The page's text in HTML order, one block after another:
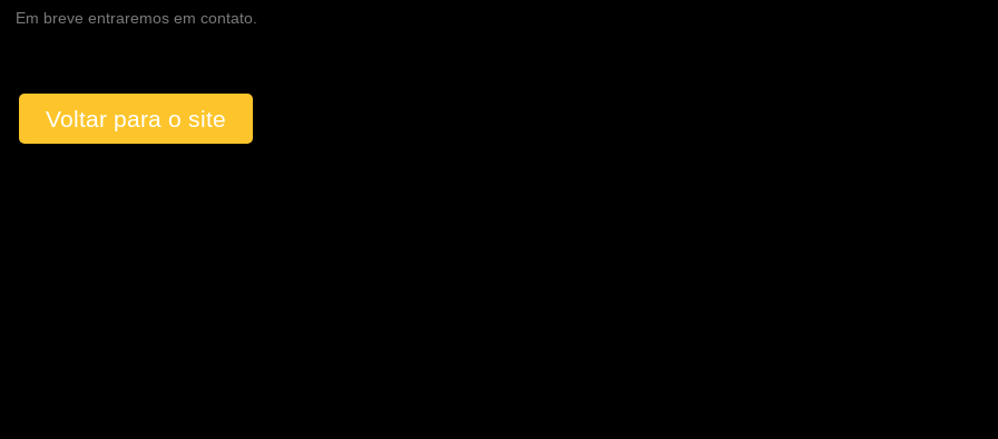
Em breve entraremos em contato.
Voltar para o site